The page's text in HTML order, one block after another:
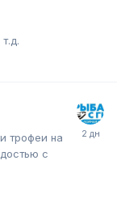
трофеи на
с